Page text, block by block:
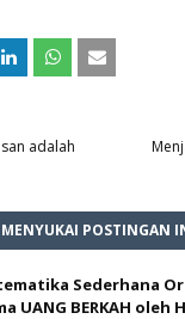
adalah
POSTINGAN
Sederhana
UANG BERKAH oleh